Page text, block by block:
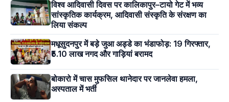
विश्व आदिवासी दिवस पर कालिकापुर–टायो गेट में भव्य
सांस्कृतिक कार्यक्रम, आदिवासी संस्कृति के संरक्षण का
लिया संकल्प
मधूसुदनपुर में बड़े जुआ अड्डे का भंडाफोड़: 19 गिरफ्तार,
₹5.10 लाख नगद और गाड़ियां बरामद
बोकारो में चास मुफसिल थानेदार पर जानलेवा हमला,
अस्पताल में भर्ती